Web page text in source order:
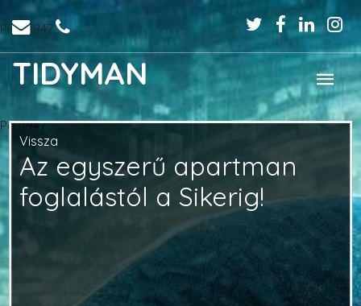
TIDYMAN
PPo :1947
Po :1947
Vissza
Az egyszerű apartman
foglalástól a Sikerig!